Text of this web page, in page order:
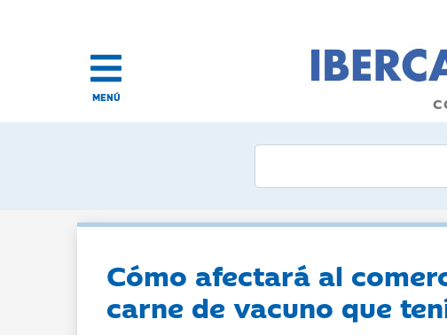
MENÚ
Cómo afectará al
carne de vacuno que